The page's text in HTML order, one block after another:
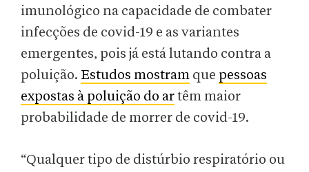
imunológico na capacidade de combater
infecções de covid-19 e as variantes
emergentes, pois já está lutando contra a
poluição. Estudos mostram que pessoas
expostas à poluição do artêm maior
probabilidade de morrer de covid-19.
“Qualquer tipo de distúrbio respiratório ou